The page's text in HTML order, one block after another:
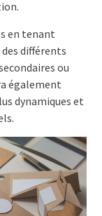
en tenant
différents
ou
également
dynamiques et